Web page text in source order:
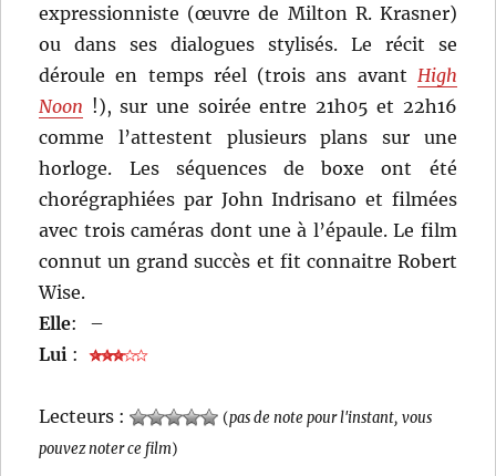
expressionniste (œuvre de Milton R. Krasner)
ou dans ses dialogues stylisés. Le récit se
déroule en temps réel (trois ans avant High
Noon !), sur une soirée entre 21h05 et 22h16
comme l’attestent plusieurs plans sur une
horloge. Les séquences de boxe ont été
chorégraphiées par John Indrisano et filmées
avec trois caméras dont une à l’épaule. Le film
connut un grand succès et fit connaitre Robert
Wise.
Elle:
–
Lui :
Lecteurs : (pas de note pour l'instant, vous
pouvez noter ce film)